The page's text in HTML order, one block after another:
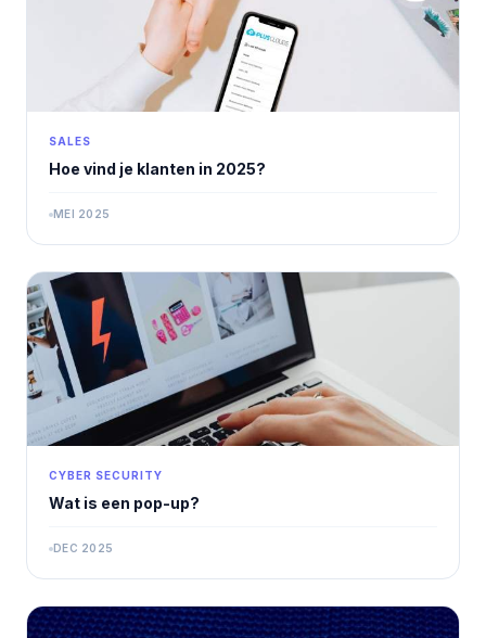
SALES
Hoe vind je klanten in 2025?
MEI 2025
CYBER SECURITY
Wat is een pop-up?
DEC 2025